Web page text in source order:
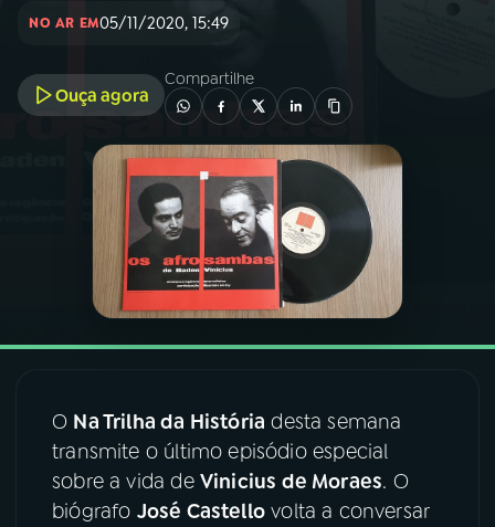
02A RÁDIO
03PROGRAMAÇÃO
PROGRAMAS
PODCASTS
VIDEOCASTS
FESTIVAL DE MÚSICA
NO AR EM05/11/2020, 15:49
Ouça agora
Compartilhe
O Na Trilha da História desta semana
transmite o último episódio especial
sobre a vida de Vinicius de Moraes. O
biógrafo José Castellovolta a conversar